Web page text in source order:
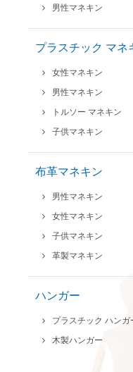
男性マネキン
プラスチック マネ
女性マネキン
男性マネキン
トルソー マネキン
子供マネキン
布革マネキン
男性マネキン
女性マネキン
子供マネキン
革製マネキン
ハンガー
プラスチック ハンガ
木製ハンガー